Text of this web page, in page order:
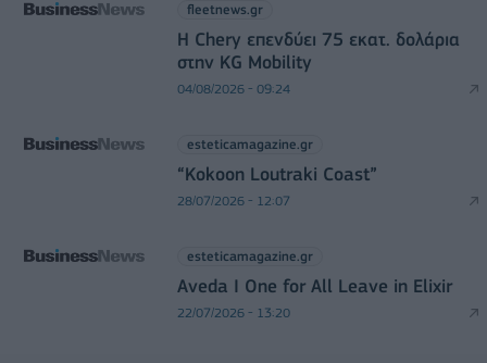
fleetnews.gr
Η Chery επενδύει 75 εκατ. δολάρια
στην KG Mobility
04/08/2026 - 09:24
esteticamagazine.gr
“Kokoon Loutraki Coast”
28/07/2026 - 12:07
esteticamagazine.gr
Aveda I One for All Leave in Elixir
22/07/2026 - 13:20